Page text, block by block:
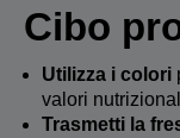
Cibo
Utilizza i colori
valori
Trasmetti la